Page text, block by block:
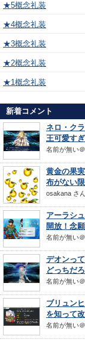
★5概念礼装
★4概念礼装
★3概念礼装
★2概念礼装
★1概念礼装
新着コメント
ネロ・ク
王可愛す
名前が無い
黄金の果
布がない
osakana さん
アーラシ
開放！念
名前が無い
デオンっ
どっちだ
名前が無い
ブリュン
を知って
名前が無い